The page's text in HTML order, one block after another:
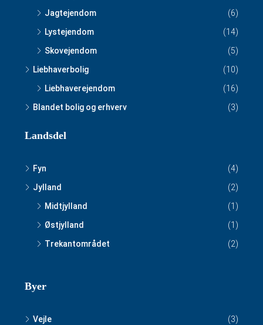
Jagtejendom
(6)
Lystejendom
(14)
Skovejendom
(5)
Liebhaverbolig
(10)
Liebhaverejendom
(16)
Blandet bolig og erhverv
(3)
Landsdel
Fyn
(4)
Jylland
(2)
Midtjylland
(1)
Østjylland
(1)
Trekantområdet
(2)
Byer
Vejle
(3)